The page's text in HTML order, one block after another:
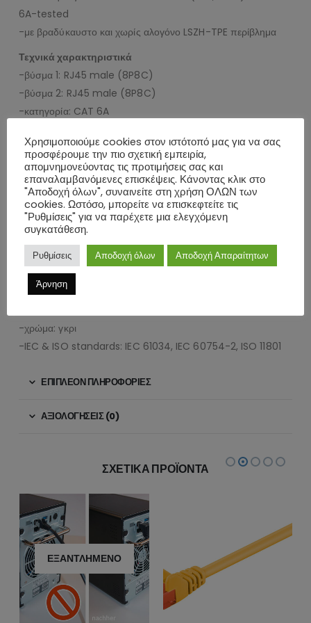
6A-tested
-με βραδύκαυστο και χωρίς αλογόνο LSZH-TPE περίβλημα
Τεχνικά χαρακτηριστικά
-βύσμα 1: RJ45 male (8P8C)
-βύσμα 2: RJ45 male (8P8C)
-κατηγορία: CAT 6A
-contacting: EIA/TIA-568-B
-AWG: 32/7 (stranded)
-διάμετρος καλωδίου: 2.8mm
-kink protection: both sides
-max. bandwidth: 500 MHz
-impedance: 100 Ω
-cable type: slim cable (super-flexible)
-υλικό εσωτερικού αγωγού: CU (copper)
-υλικό καλωδίου: LSZH-TPE
-χρώμα: γκρι
-IEC & ISO standards: IEC 61034, IEC 60754-2, ISO 11801
ΕΠΙΠΛΈΟΝ ΠΛΗΡΟΦΟΡΊΕΣ
ΑΞΙΟΛΟΓΉΣΕΙΣ (0)
ΣΧΕΤΙΚΆ ΠΡΟΪΌΝΤΑ
ΕΞΑΝΤΛΗΜΈΝΟ
Χρησιμοποιούμε cookies στον ιστότοπό μας για να σας
προσφέρουμε την πιο σχετική εμπειρία,
απομνημονεύοντας τις προτιμήσεις σας και
επαναλαμβανόμενες επισκέψεις. Κάνοντας κλικ στο
"Αποδοχή όλων", συναινείτε στη χρήση ΟΛΩΝ των
cookies. Ωστόσο, μπορείτε να επισκεφτείτε τις
"Ρυθμίσεις" για να παρέχετε μια ελεγχόμενη
συγκατάθεση.
Ρυθμίσεις Αποδοχή όλων Αποδοχή Απαραίτητων
Άρνηση